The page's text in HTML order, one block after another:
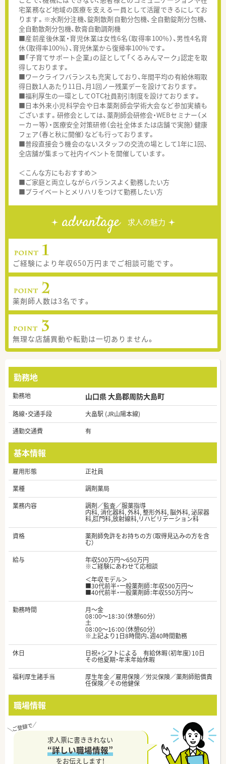
宅業務など地域の医療を支える一員として活躍できるにしてお
ります。※水剤分注機、錠剤散剤自動分包機、全自動錠剤分包機、
全自動散剤分包機、軟膏自動調剤機
■産前産後休業・育児休業は女性6名（取得率100％）、男性4名育
休（取得率100％）、育児休業から復帰率100％です。
■「子育てサポート企業」の証として「くるみんマーク」認定を取
得しております。
■ワークライフバランスも充実しており、年間平均の有給休暇取
得日数1人あたり11日、月1回ノー残業デーを設けております。
■福利厚生の一環としてOTC社員割引制度を設けております。
■日本外来小児科学会や日本薬剤師会学術大会など参加実績も
ございます。研修会としては、薬剤師会研修会・WEBセミナー（メ
ーカー等）・医療安全対策研修（会社全体または店舗で実施）健康
フェア（春と秋に開催）なども行っております。
■普段直接会う機会のないスタッフの交流の場として1年に1回、
全店舗が集まって社内イベントを開催しています。
＜こんな方にもおすすめ＞
■ご家庭と両立しながらバランスよく勤務したい方
■プライベートとメリハリをつけて勤務したい方
advantage 求人の魅力
ご経験により年収650万円までご相談可能です。
薬剤師人数は3名です。
無理な店舗異動や転勤は一切ありません。
勤務地
勤務地 山口県 大島郡周防大島町
路線・交通手段
大畠駅 (JR山陽本線)
通勤交通費
有
基本情報
雇用形態
正社員
業種
調剤薬局
業務内容
調剤／監査／服薬指導
内科, 消化器科, 外科, 整形外科, 脳外科, 泌尿器
科,肛門科,放射線科,リハビリテーション科
資格
薬剤師免許をお持ちの方（取得見込みの方を含
む）
給与
年収500万円～650万円
※ご経験にあわせて応相談
＜年収モデル＞
■30代前半・一般薬剤師：年収500万円～
■40代前半・一般薬剤師：年収550万円～
勤務時間
月～金
08：00～18：30（休憩60分）
土
08：00～16：00（休憩60分）
※上記より1日8時間内、週40時間勤務
休日
日祝+シフトによる 有給休暇（初年度）10日
その他夏期・年末年始休暇
福利厚生諸手当
厚生年金／雇用保険／労災保険／薬剤師賠償責
任保険／その他健保
職場情報
求人票に書ききれない
“詳しい職場情報”
をお伝えします！